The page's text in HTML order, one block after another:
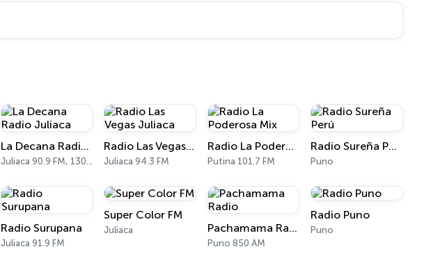
La Decana Radio Juliaca
Juliaca 90.9 FM, 1300 AM
Radio Las Vegas Juliaca
Juliaca 94.3 FM
Radio La Poderosa Mix
Putina 101.7 FM
Radio Sureña Perú
Puno
Radio Surupana
Juliaca 91.9 FM
Super Color FM
Juliaca Pachamama Radio
Puno 850 AM
Radio Puno
Puno